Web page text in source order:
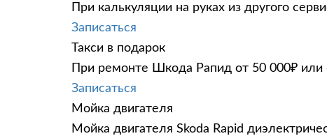
При калькуляции на руках из другого
Записаться
Такси в подарок
При ремонте Шкода Рапид от 50 000₽ или
Записаться
Мойка двигателя
Мойка двигателя Skoda Rapid